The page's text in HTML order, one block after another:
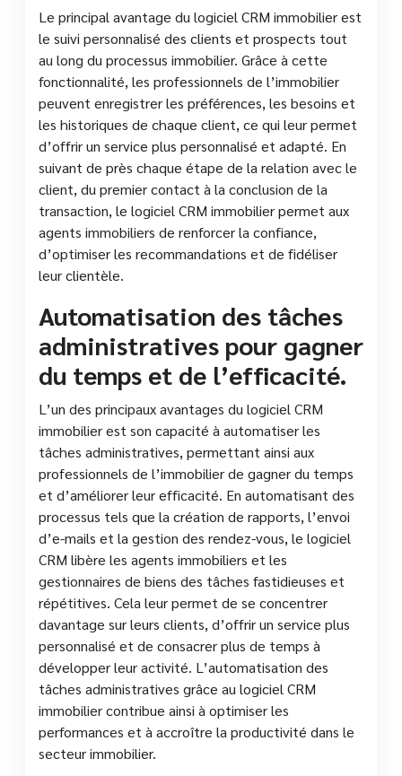
Le principal avantage du logiciel CRM immobilier est
le suivi personnalisé des clients et prospects tout
au long du processus immobilier. Grâce à cette
fonctionnalité, les professionnels de l’immobilier
peuvent enregistrer les préférences, les besoins et
les historiques de chaque client, ce qui leur permet
d’offrir un service plus personnalisé et adapté. En
suivant de près chaque étape de la relation avec le
client, du premier contact à la conclusion de la
transaction, le logiciel CRM immobilier permet aux
agents immobiliers de renforcer la confiance,
d’optimiser les recommandations et de fidéliser
leur clientèle.
Automatisation des tâches
administratives pour gagner
du temps et de l’efficacité.
L’un des principaux avantages du logiciel CRM
immobilier est son capacité à automatiser les
tâches administratives, permettant ainsi aux
professionnels de l’immobilier de gagner du temps
et d’améliorer leur efficacité. En automatisant des
processus tels que la création de rapports, l’envoi
d’e-mails et la gestion des rendez-vous, le logiciel
CRM libère les agents immobiliers et les
gestionnaires de biens des tâches fastidieuses et
répétitives. Cela leur permet de se concentrer
davantage sur leurs clients, d’offrir un service plus
personnalisé et de consacrer plus de temps à
développer leur activité. L’automatisation des
tâches administratives grâce au logiciel CRM
immobilier contribue ainsi à optimiser les
performances et à accroître la productivité dans le
secteur immobilier.